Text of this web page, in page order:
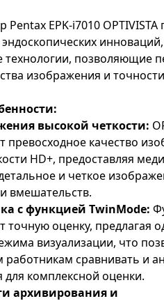
Pentax EPK-i7010 OPTIVISTA
технологии, позволяющие
изображения и
высокой четкости:
превосходное качество
HD+, предоставляя
и четкое
вмешательств.
с функцией TwinMode:
точную оценку, предлагая
визуализации, что
сравнивать и
комплексной оценки.
архивирования и